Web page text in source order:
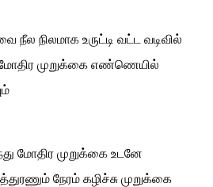
நீல நிலமாக உருட்டி வட்ட வடிவில்
முறுக்கை எண்ணெயில்
மோதிர முறுக்கை உடனே
நேரம் கழிச்சு முறுக்கை